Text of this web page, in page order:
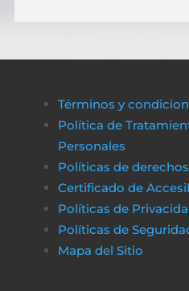
Términos y
Política de
Personales
Políticas de
Certificado de
Políticas de
Políticas de
Mapa del Sitio